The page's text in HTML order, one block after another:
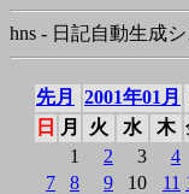
hns - 日記自動生成
先月 2001年01月
日
月 火 水 木
1
2 3 4
7
8 9 10 11